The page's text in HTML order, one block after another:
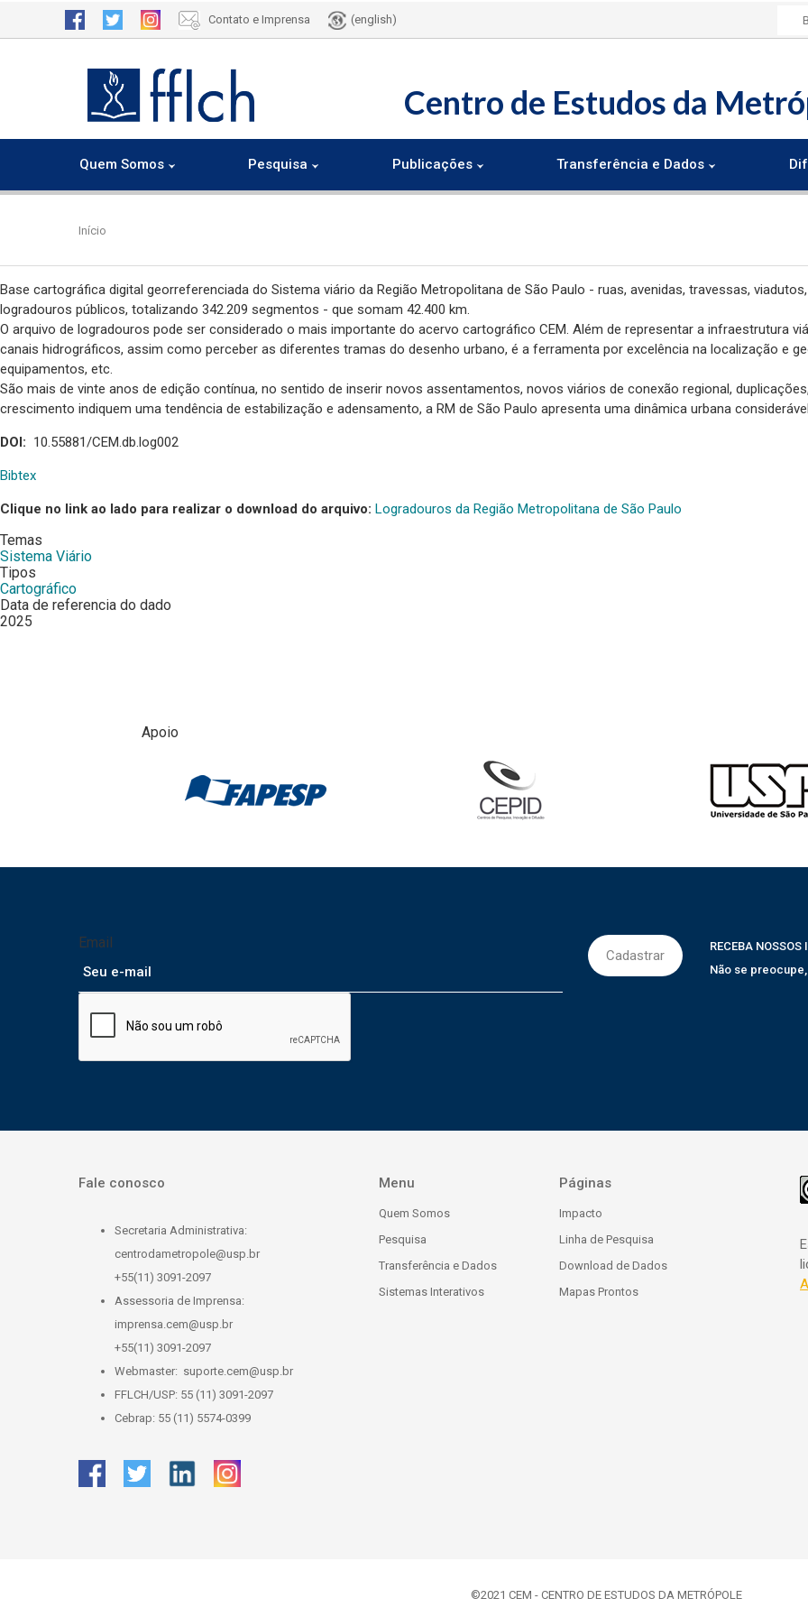
Contato e Imprensa (english)
Centro de Estudos da
Quem Somos Pesquisa Publicações Transferência e Dados
principal
Início
Base cartográfica digital georreferenciada do Sistema viário da Região Metropolitana de São Paulo - ruas, avenidas, travessas,
logradouros públicos, totalizando 342.209 segmentos - que somam 42.400 km.
O arquivo de logradouros pode ser considerado o mais importante do acervo cartográfico CEM. Além de representar a infraestrutura
canais hidrográficos, assim como perceber as diferentes tramas do desenho urbano, é a ferramenta por excelência na localização e
equipamentos, etc.
São mais de vinte anos de edição contínua, no sentido de inserir novos assentamentos, novos viários de conexão regional,
crescimento indiquem uma tendência de estabilização e adensamento, a RM de São Paulo apresenta uma dinâmica urbana
DOI: 10.55881/CEM.db.log002
Bibtex
Clique no link ao lado para realizar o download do arquivo: Logradouros da Região Metropolitana de São Paulo
Temas
Sistema Viário
Tipos
Cartográfico
Data de referencia do dado
2025
Apoio
Email
RECEBA NOSSOS
Não se
Fale conosco
Secretaria Administrativa:
centrodametropole@usp.br
+55(11) 3091-2097
Assessoria de Imprensa:
imprensa.cem@usp.br
+55(11) 3091-2097
Webmaster: suporte.cem@usp.br
FFLCH/USP: 55 (11) 3091-2097
Cebrap: 55 (11) 5574-0399
Menu
Quem Somos
Pesquisa
Transferência e Dados
Sistemas Interativos
Páginas
Impacto
Linha de Pesquisa
Download de Dados
Mapas Prontos
©2021 CEM - CENTRO DE ESTUDOS DA METRÓPOLE